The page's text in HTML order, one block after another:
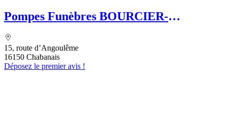
Pompes Funèbres BOURCIER-
15, route d’Angoulême
16150 Chabanais
Déposez le premier avis !